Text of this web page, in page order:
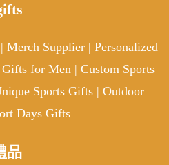
| Merch Supplier | Personalized
Gifts for Men | Custom Sports
Sports Gifts | Outdoor
Days Gifts
品